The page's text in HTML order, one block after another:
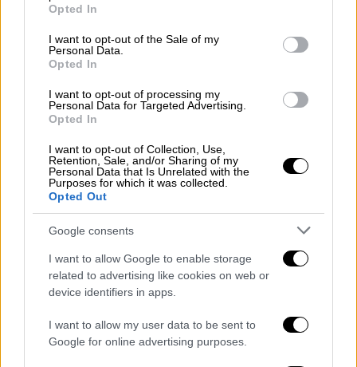
use your data for below specified purposes in below Google
consent section.
Opted In
I want to opt-out of the Sale of my
Personal Data.
Opted In
I want to opt-out of processing my
Personal Data for Targeted Advertising.
Opted In
I want to opt-out of Collection, Use,
Retention, Sale, and/or Sharing of my
Personal Data that Is Unrelated with the
Purposes for which it was collected.
Opted Out
Google consents
I want to allow Google to enable storage
related to advertising like cookies on web or
device identifiers in apps.
I want to allow my user data to be sent to
Google for online advertising purposes.
Αχτσιόγλου, ο Αλέξης Χαρίτσης, ο Νάσος
ακολουθήσουν ακόμα τρεις ή τέσσερις
βουλευτές.
Η εξέλιξη αυτή θα φέρει καιδιάλυση της
Κ.Ο. της Νέας Αριστεράς
τον κανονισμό της Βουλής, Ομάδα που δεν
σχηματίστηκε από τις εκλογές, οφείλει να
έχει τουλάχιστον 10 μέλη.
Οι εν λόγω βουλευτές φέρονται να
προχώρησαν προ διημέρου στις σχετικές
ανακοινώσεις για αποχώρηση από τη Νέα
Αριστερά, διάσπαση του κόμματος και
κατάργηση της Κοινοβουλευτικής της
Ομάδας, σεδιαδικτυακή σύσκεψη με περίπου
160 μέλητου κόμματος. Ωστόσο η διάθεση